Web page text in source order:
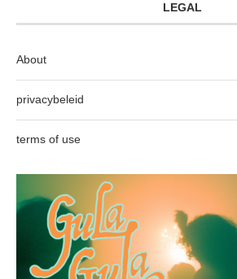
LEGAL
About
privacybeleid
terms of use